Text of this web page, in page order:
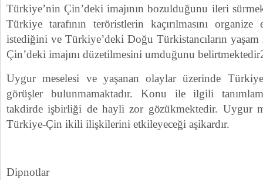
Türkiye’nin Çin’deki imajının bozulduğunu ileri
Türkiye tarafının teröristlerin kaçırılmasını organize
istediğini ve Türkiye’deki Doğu Türkistancıların yaşam
Çin’deki imajını düzetilmesini umduğunu
Uygur meselesi ve yaşanan olaylar üzerinde
görüşler bulunmamaktadır. Konu ile ilgili
takdirde işbirliği de hayli zor gözükmektedir. Uygur
Türkiye-Çin ikili ilişkilerini etkileyeceği aşikardır.
Dipnotlar